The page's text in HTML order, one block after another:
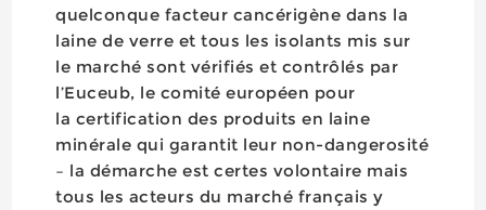
quelconque facteur cancérigène dans la
laine de verre et tous les isolants mis sur
le marché sont vérifiés et contrôlés par
l’Euceub, le comité européen pour
la certification des produits en laine
minérale qui garantit leur non-dangerosité
– la démarche est certes volontaire mais
tous les acteurs du marché français y